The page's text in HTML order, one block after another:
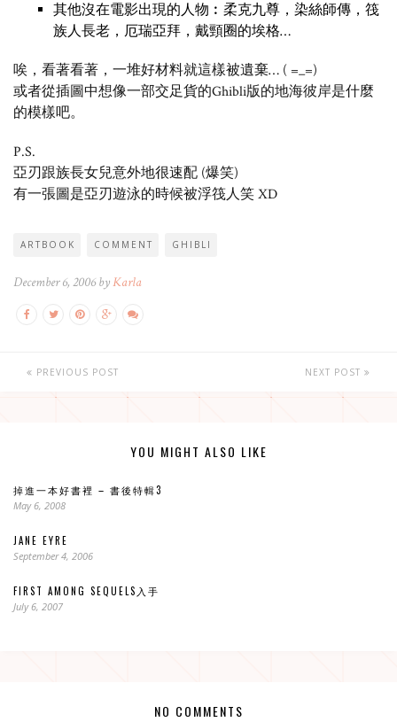
其他沒在電影出現的人物︰柔克九尊，染絲師傳，筏
族人長老，厄瑞亞拜，戴頸圈的埃格…
唉，看著看著，一堆好材料就這樣被遺棄… ( =_=)
或者從插圖中想像一部交足貨的Ghibli版的地海彼岸是什麼
的模樣吧。
P.S.
亞刃跟族長女兒意外地很速配 (爆笑)
有一張圖是亞刃遊泳的時候被浮筏人笑 XD
ARTBOOK COMMENT GHIBLI
December 6, 2006 byKarla
PREVIOUS POST NEXT POST
YOU MIGHT ALSO LIKE
掉進一本好書裡 – 書後特輯3
May 6, 2008
JANE EYRE
September 4, 2006
FIRST AMONG SEQUELS入手
July 6, 2007
NO COMMENTS